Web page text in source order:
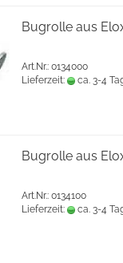
Bugrolle aus
Art.Nr.: 0134000
Lieferzeit:
ca. 3-4
Bugrolle aus
Art.Nr.: 0134100
Lieferzeit:
ca. 3-4